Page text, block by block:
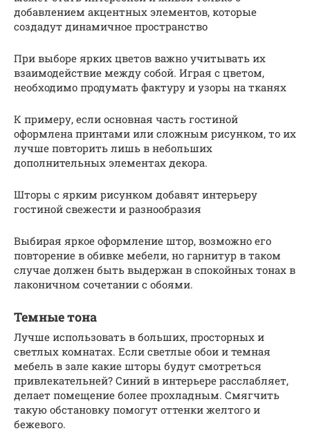
добавлением акцентных элементов, которые
создадут динамичное пространство
При выборе ярких цветов важно учитывать их
взаимодействие между собой. Играя с цветом,
необходимо продумать фактуру и узоры на тканях
К примеру, если основная часть гостиной
оформлена принтами или сложным рисунком, то их
лучше повторить лишь в небольших
дополнительных элементах декора.
Шторы с ярким рисунком добавят интерьеру
гостиной свежести и разнообразия
Выбирая яркое оформление штор, возможно его
повторение в обивке мебели, но гарнитур в таком
случае должен быть выдержан в спокойных тонах в
лаконичном сочетании с обоями.
Темные тона
Лучше использовать в больших, просторных и
светлых комнатах. Если светлые обои и темная
мебель в зале какие шторы будут смотреться
привлекательней? Синий в интерьере расслабляет,
делает помещение более прохладным. Смягчить
такую обстановку помогут оттенки желтого и
бежевого.